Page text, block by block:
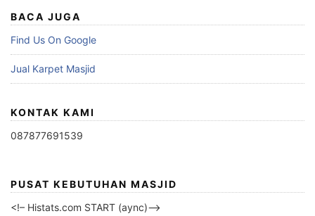
BACA JUGA
Find Us On Google
Jual Karpet Masjid
KONTAK KAMI
087877691539
PUSAT KEBUTUHAN MASJID
<!– Histats.com START (aync)–>